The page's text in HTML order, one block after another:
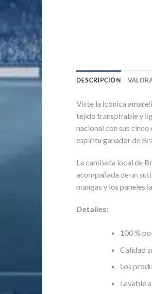
DESCRIPCIÓN
Viste la icónica
tejido transpirable y
nacional con sus
espíritu ganador de
La camiseta local de
acompañada de un
mangas y los paneles
Detalles:
100 %
Calidad
Los
Lavable